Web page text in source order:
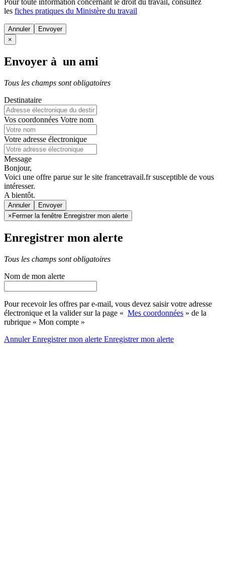
Pour toute information concernant le droit du travail , consultez
les fiches pratiques du Ministère du travail
Annuler
×
Envoyer à un ami
Tous les champs sont obligatoires
Destinataire
Vos coordonnées Votre nom
Votre adresse électronique
Message
Bonjour,
Voici une offre parue sur le site francetravail.fr susceptible de vous
intéresser.
A bientôt.
Annuler
× Fermer la fenêtre Enregistrer mon alerte
Enregistrer mon alerte
Tous les champs sont obligatoires
Nom de mon alerte
Pour recevoir les offres par e-mail, vous devez saisir votre adresse
électronique et la valider sur la page « Mes coordonnées » de la
rubrique « Mon compte »
AnnulerEnregistrer mon alerte Enregistrermon alerte